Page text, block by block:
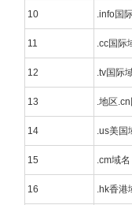
10 .info国
11 .cc国际
12 .tv国际
13 .地区
14 .us美国
15 .cm域名
16 .hk香港